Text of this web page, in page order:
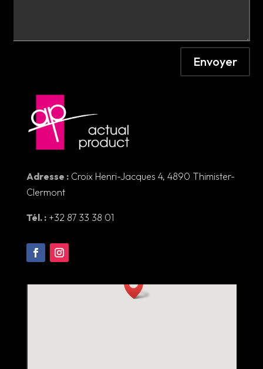
Envoyer
Adresse : Croix Henri-Jacques 4, 4890 Thimister-
Clermont
Tél. : +32 87 33 38 01